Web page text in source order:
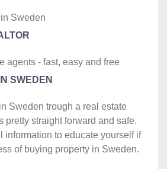
Sweden
agents - fast, easy and free
SWEDEN
Sweden trough a real estate
pretty straight forward and safe.
information to educate yourself if
of buying property in Sweden.